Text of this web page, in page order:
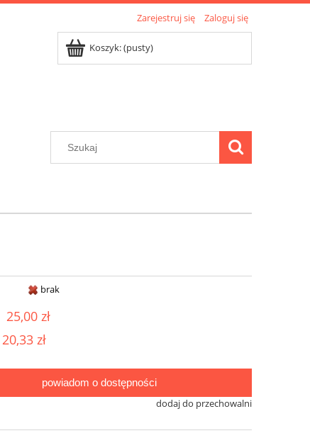
Zarejestruj się Zaloguj się
Koszyk:(pusty)
brak
25,00 zł
20,33 zł
powiadom o dostępności
dodaj do przechowalni